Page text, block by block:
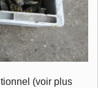
(voir plus